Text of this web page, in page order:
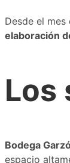
Desde el mes
elaboración
Los
Bodega
espacio